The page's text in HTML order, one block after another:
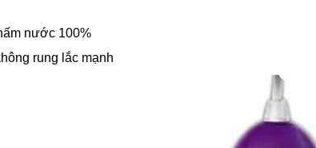
nước 100%
rung lắc mạnh